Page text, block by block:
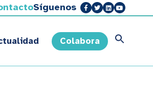
Síguenos
Colabora